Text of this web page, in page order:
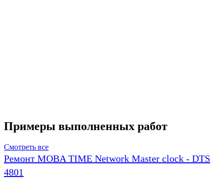
Примеры выполненных работ
Смотреть все
Ремонт MOBA TIME Network Master clock - DTS
4801